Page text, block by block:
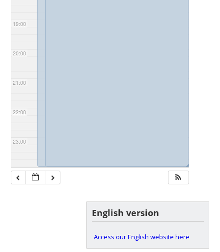
19:00
20:00
21:00
22:00
23:00
◢◢
English version
Access our English website here